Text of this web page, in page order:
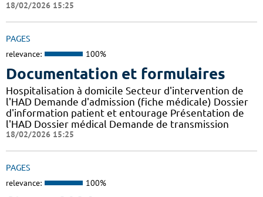
18/02/2026 15:25
PAGES
relevance: 100%
Documentation et formulaires
Hospitalisation à domicile Secteur d'intervention de
l'HAD Demande d'admission (fiche médicale) Dossier
d'information patient et entourage Présentation de
l'HAD Dossier médical Demande de transmission
18/02/2026 15:25
PAGES
relevance: 100%